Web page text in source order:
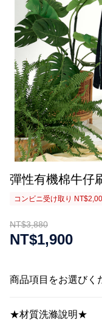
彈性有機棉牛仔
コンビニ受け取り
NT$3,880
NT$1,900
商品項目をお選びく
★材質洗滌說明★